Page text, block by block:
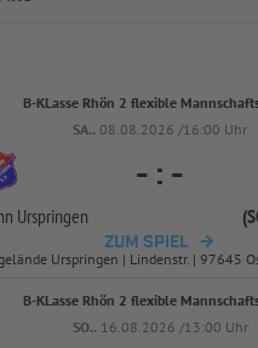
B-KLasse Rhön 2 flexible
SA.. 08.08.2026 /16:00 Uhr
Urspringen
- : -
ZUM SPIEL
Urspringen | Lindenstr. | 97645
B-KLasse Rhön 2 flexible
SO.. 16.08.2026 /13:00 Uhr